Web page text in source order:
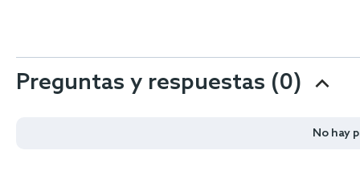
Preguntas y respuestas (0)
No hay